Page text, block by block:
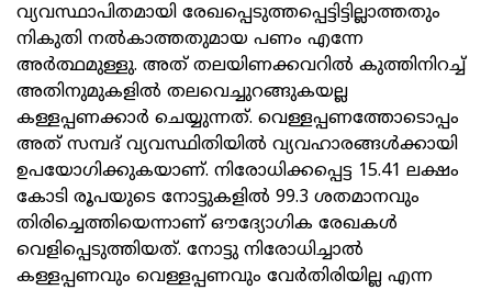
വ്യവസ്ഥാപിതമായി രേഖപ്പെടുത്തപ്പെട്ടിട്ടില്ലാത്തതും
നികുതി നൽകാത്തതുമായ പണം എന്നേ
അർത്ഥമുള്ളു. അത് തലയിണക്കവറിൽ കുത്തിനിറച്ച്
അതിനുമുകളിൽ തലവെച്ചുറങ്ങുകയല്ല
കള്ളപ്പണക്കാർ ചെയ്യുന്നത്. വെള്ളപ്പണത്തോടൊപ്പം
അത് സമ്പദ് വ്യവസ്ഥിതിയിൽ വ്യവഹാരങ്ങൾക്കായി
ഉപയോഗിക്കുകയാണ്. നിരോധിക്കപ്പെട്ട 15.41 ലക്ഷം
കോടി രൂപയുടെ നോട്ടുകളിൽ 99.3 ശതമാനവും
തിരിച്ചെത്തിയെന്നാണ് ഔദ്യോഗിക രേഖകൾ
വെളിപ്പെടുത്തിയത്. നോട്ടു നിരോധിച്ചാൽ
കള്ളപ്പണവും വെള്ളപ്പണവും വേർതിരിയില്ല എന്ന